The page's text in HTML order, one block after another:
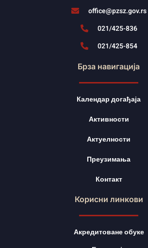
office@pzsz.gov.rs
021/425-836
021/425-854
Брза навигација
Календар догађаја
Активности
Актуелности
Преузимања
Контакт
Корисни линкови
Акредитоване обуке